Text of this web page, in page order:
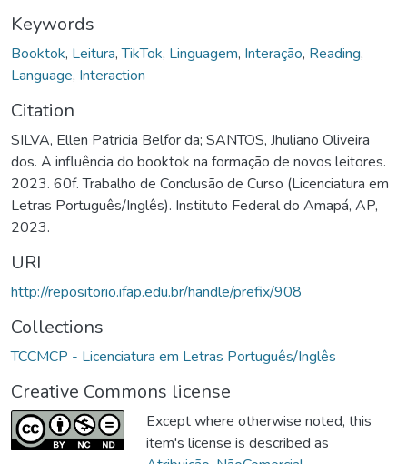
Keywords
Booktok, Leitura,TikTok, Linguagem, Interação, Reading,
Language, Interaction
Citation
SILVA, Ellen Patricia Belfor da; SANTOS, Jhuliano Oliveira
dos. A influência do booktok na formação de novos leitores.
2023. 60f. Trabalho de Conclusão de Curso (Licenciatura em
Letras Português/Inglês). Instituto Federal do Amapá, AP,
2023.
URI
http://repositorio.ifap.edu.br/handle/prefix/908
Collections
TCCMCP - Licenciatura em Letras Português/Inglês
Creative Commons license
Except where otherwise noted, this
item's license is described as